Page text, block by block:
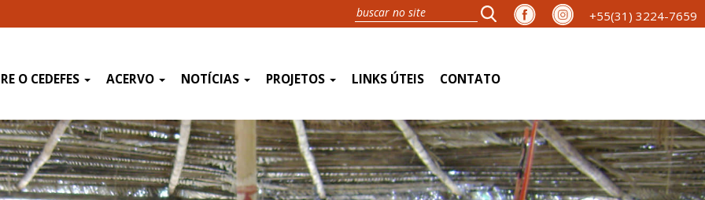
+55(31) 3224-7659
O CEDEFES ACERVO NOTÍCIAS PROJETOS LINKS ÚTEIS CONTATO